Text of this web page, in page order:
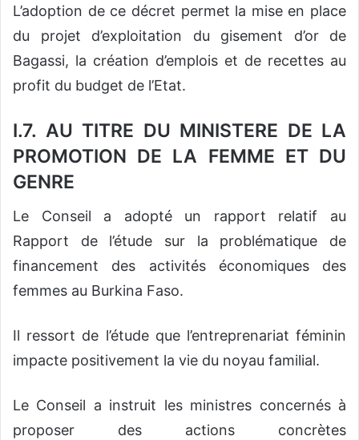
L’adoption de ce décret permet la mise en place
du projet d’exploitation du gisement d’or de
Bagassi, la création d’emplois et de recettes au
profit du budget de l’Etat.
I.7. AU TITRE DU MINISTERE DE LA
PROMOTION DE LA FEMME ET DU
GENRE
Le Conseil a adopté un rapport relatif au
Rapport de l’étude sur la problématique de
financement des activités économiques des
femmes au Burkina Faso.
Il ressort de l’étude que l’entreprenariat féminin
impacte positivement la vie du noyau familial.
Le Conseil a instruit les ministres concernés à
proposer des actions concrètes